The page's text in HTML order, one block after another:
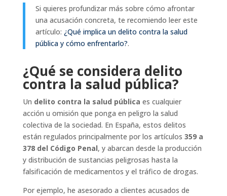
Si quieres profundizar más sobre cómo afrontar
una acusación concreta, te recomiendo leer este
artículo: ¿Qué implica un delito contra la salud
pública y cómo enfrentarlo?.
¿Qué se considera delito
contra la salud pública?
Un delito contra la salud pública es cualquier
acción u omisión que ponga en peligro la salud
colectiva de la sociedad. En España, estos delitos
están regulados principalmente por los artículos 359 a
378 del Código Penal, y abarcan desde la producción
y distribución de sustancias peligrosas hasta la
falsificación de medicamentos y el tráfico de drogas.
Por ejemplo, he asesorado a clientes acusados de